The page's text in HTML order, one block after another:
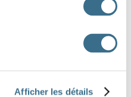
Afficher les détails
Illustration Fotolia - © Genestro